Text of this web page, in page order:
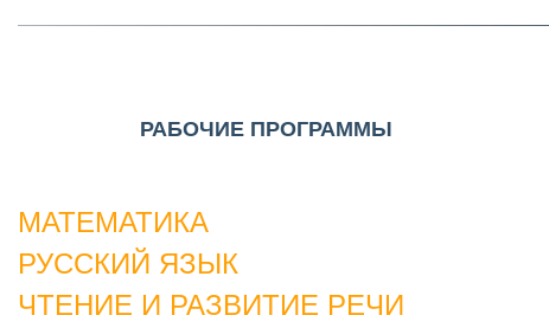
РАБОЧИЕ ПРОГРАММЫ
МАТЕМАТИКА
РУССКИЙ ЯЗЫК
ЧТЕНИЕ И РАЗВИТИЕ РЕЧИ